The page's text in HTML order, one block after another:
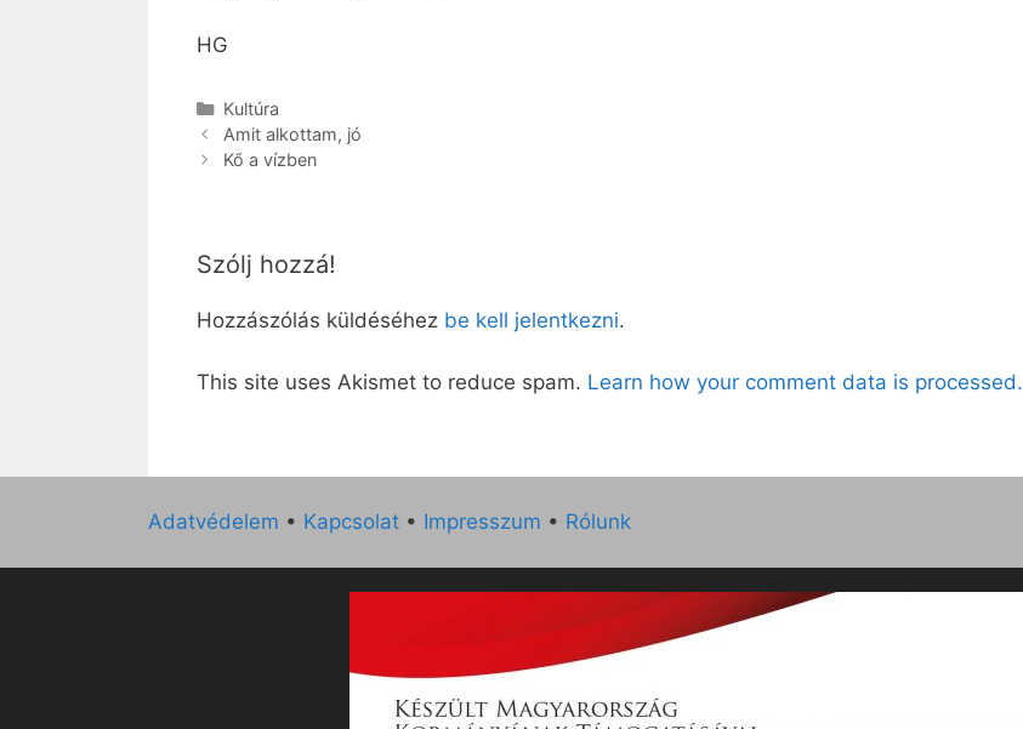
HG
Kategória
Kultúra
Amit alkottam, jó
Kő a vízben
Szólj hozzá!
Hozzászólás küldéséhez be kell jelentkezni.
This site uses Akismet to reduce spam. Learn how your comment data is processed.
Adatvédelem • Kapcsolat • Impresszum • Rólunk